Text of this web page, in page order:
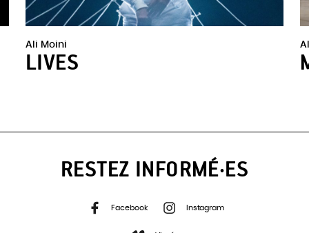
Ali Moini
LIVES
RESTEZ INFORMÉ·ES
Facebook Instagram